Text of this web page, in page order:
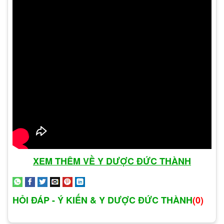
hiệu quả. Dưới đây là những biện pháp mà chúng
ta có thể thực hiện:
Sử dụng bảo vệ khi quan hệ tình dục: Một
trong những biện pháp phòng ngừa hiệu quả
nhất là sử dụng bao cao su. Bao cao su không
chỉ giúp ngăn ngừa bệnh lậu mà còn bảo vệ
XEM THÊM VỀ Y DƯỢC ĐỨC THÀNH
HỎI ĐÁP - Ý KIẾN & Y DƯỢC ĐỨC THÀNH(0)